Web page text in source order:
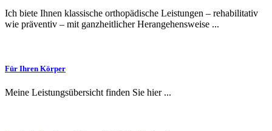
Ich biete Ihnen klassische orthopädische Leistungen – rehabilitativ
wie präventiv – mit ganzheitlicher Herangehensweise ...
Für Ihren Körper
Meine Leistungsübersicht finden Sie hier ...